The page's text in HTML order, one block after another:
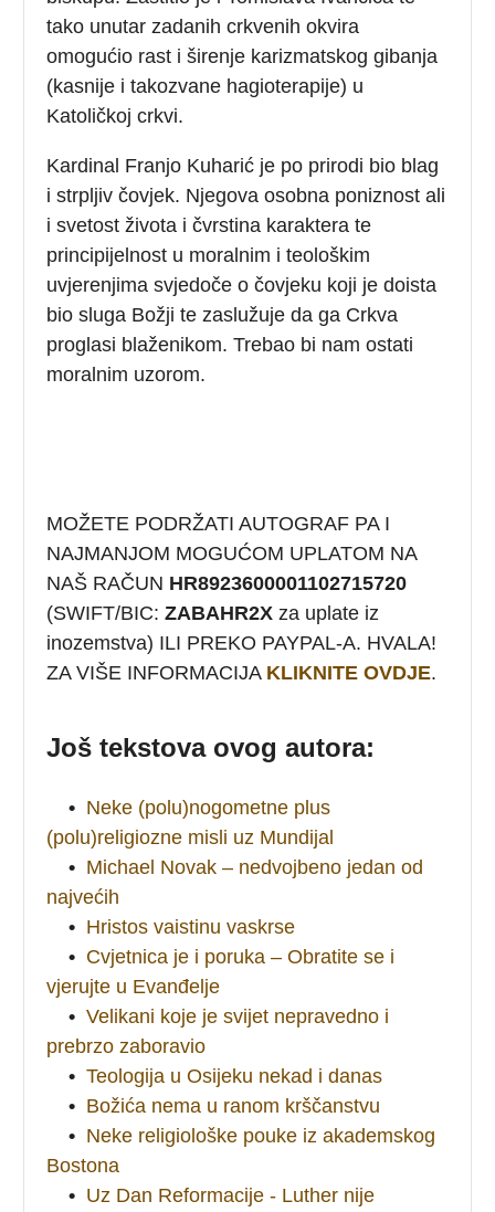
tako unutar zadanih crkvenih okvira
omogućio rast i širenje karizmatskog gibanja
(kasnije i takozvane hagioterapije) u
Katoličkoj crkvi.
Kardinal Franjo Kuharić je po prirodi bio blag
i strpljiv čovjek. Njegova osobna poniznost ali
i svetost života i čvrstina karaktera te
principijelnost u moralnim i teološkim
uvjerenjima svjedoče o čovjeku koji je doista
bio sluga Božji te zaslužuje da ga Crkva
proglasi blaženikom. Trebao bi nam ostati
moralnim uzorom.
MOŽETE PODRŽATI AUTOGRAF PA I
NAJMANJOM MOGUĆOM UPLATOM NA
NAŠ RAČUN HR8923600001102715720
(SWIFT/BIC: ZABAHR2X za uplate iz
inozemstva) ILI PREKO PAYPAL-A. HVALA!
ZA VIŠE INFORMACIJA KLIKNITE OVDJE.
Još tekstova ovog autora:
• Neke (polu)nogometne plus
(polu)religiozne misli uz Mundijal
• Michael Novak – nedvojbeno jedan od
najvećih
• Hristos vaistinu vaskrse
• Cvjetnica je i poruka – Obratite se i
vjerujte u Evanđelje
• Velikani koje je svijet nepravedno i
prebrzo zaboravio
• Teologija u Osijeku nekad i danas
• Božića nema u ranom krščanstvu
• Neke religiološke pouke iz akademskog
Bostona
• Uz Dan Reformacije - Luther nije